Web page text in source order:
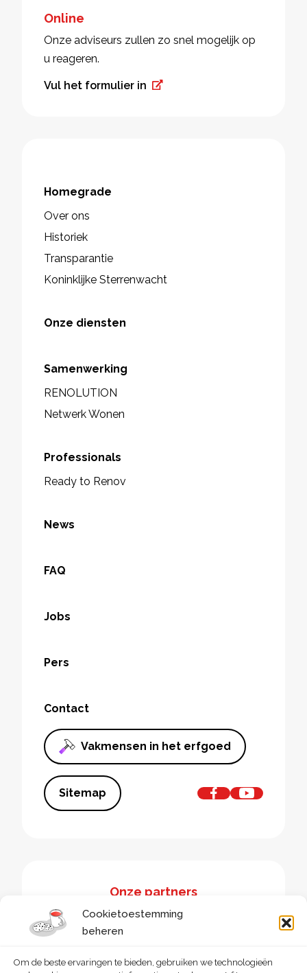
Cookietoestemming
beheren
Om de beste ervaringen te bieden, gebruiken we technologieën
Online
Onze adviseurs zullen zo snel mogelijk op
u reageren.
Vul het formulier in
Homegrade
Over ons
Historiek
Transparantie
Koninklijke Sterrenwacht
Onze diensten
Samenwerking
RENOLUTION
Netwerk Wonen
Professionals
Ready to Renov
News
FAQ
Jobs
Pers
Contact
Vakmensen in het erfgoed
Sitemap
Onze partners